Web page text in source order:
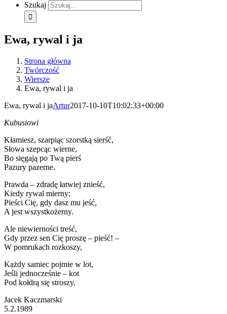
Szukaj
Ewa, rywal i ja
Strona główna
Twórczość
Wiersze
Ewa, rywal i ja
Ewa, rywal i jaArtur2017-10-10T10:02:33+00:00
Kubusiowi
Kłamiesz, szarpiąc szorstką sierść,
Słowa szepcąc wierne,
Bo sięgają po Twą pierś
Pazury pazerne.
Prawda – zdradę łatwiej znieść,
Kiedy rywal mierny;
Pieści Cię, gdy dasz mu jeść,
A jest wszystkożerny.
Ale niewierności treść,
Gdy przez sen Cię proszę – pieść! –
W pomrukach rozkoszy,
Każdy samiec pojmie w lot,
Jeśli jednocześnie – kot
Pod kołdrą się stroszy.
Jacek Kaczmarski
5.2.1989